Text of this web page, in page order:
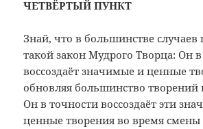
ЧЕТВЁРТЫЙ ПУНКТ
Знай, что в большинстве случаев
такой закон Мудрого Творца: Он
воссоздаёт значимые и ценные
обновляя большинство творений
Он в точности воссоздаёт эти
ценные творения во время смены